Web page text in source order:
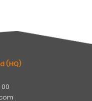
(HQ)
00